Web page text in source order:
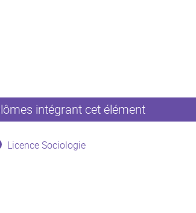
intégrant cet élément
Licence Sociologie